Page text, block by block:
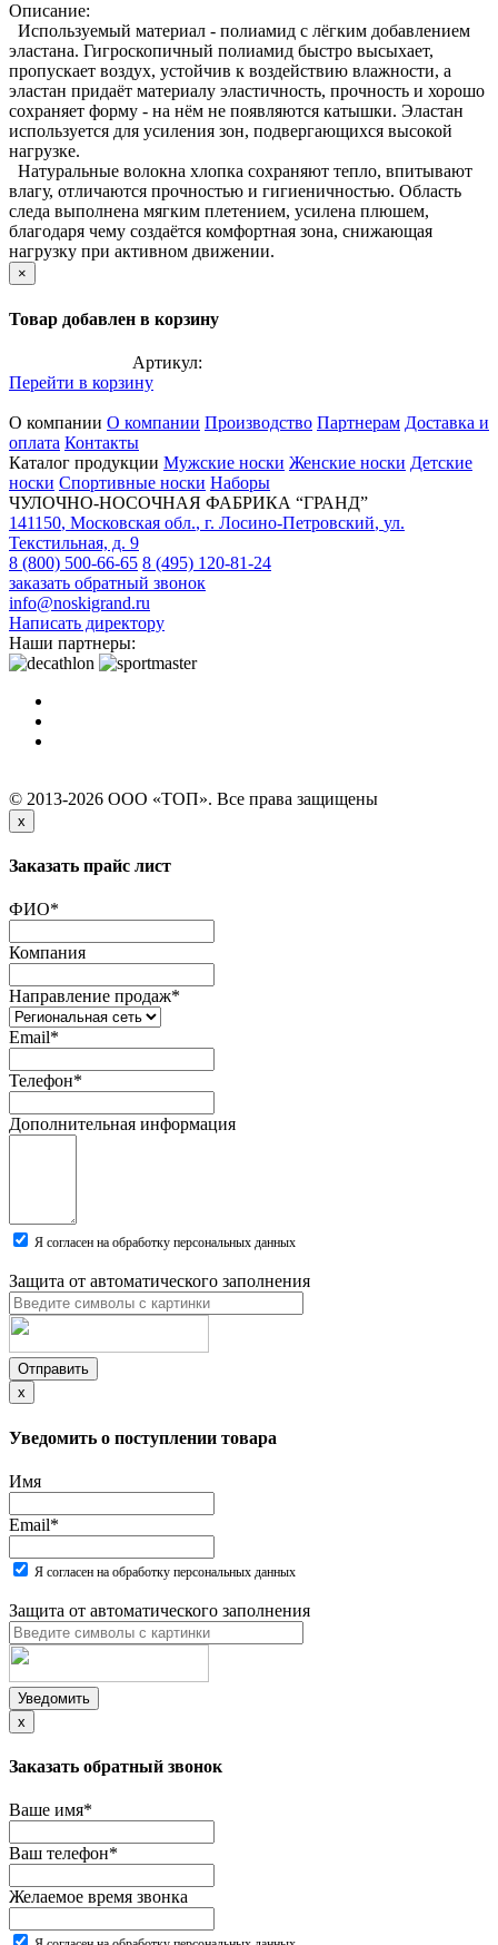
Описание:
Используемый материал - полиамид с лёгким добавлением
эластана. Гигроскопичный полиамид быстро высыхает,
пропускает воздух, устойчив к воздействию влажности, а
эластан придаёт материалу эластичность, прочность и хорошо
сохраняет форму - на нём не появляются катышки. Эластан
используется для усиления зон, подвергающихся высокой
нагрузке.
Натуральные волокна хлопка сохраняют тепло, впитывают
влагу, отличаются прочностью и гигиеничностью. Область
следа выполнена мягким плетением, усилена плюшем,
благодаря чему создаётся комфортная зона, снижающая
нагрузку при активном движении.
×
Товар добавлен в корзину
Артикул:
Перейти в корзину
О компании О компании Производство Партнерам Доставка и
оплата Контакты
Каталог продукции Мужские носки Женские носки Детские
носки Спортивные носки Наборы
ЧУЛОЧНО-НОСОЧНАЯ ФАБРИКА “ГРАНД”
141150, Московская обл., г. Лосино-Петровский, ул.
Текстильная, д. 9
8 (800) 500-66-65 8 (495) 120-81-24
заказать обратный звонок
info@noskigrand.ru
Написать директору
Наши партнеры:
© 2013-2026 ООО «ТОП». Все права защищены
x
Заказать прайс лист
ФИО*
Компания
Направление продаж*
Email*
Телефон*
Дополнительная информация
Я согласен на обработку персональных данных
Защита от автоматического заполнения
Отправить
x
Уведомить о поступлении товара
Имя
Email*
Я согласен на обработку персональных данных
Защита от автоматического заполнения
Уведомить
x
Заказать обратный звонок
Ваше имя*
Ваш телефон*
Желаемое время звонка